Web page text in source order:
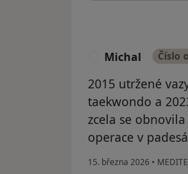
Michal Číslo
2015 utržené
taekwondo a
zcela se
operace v
15. března 2026 •